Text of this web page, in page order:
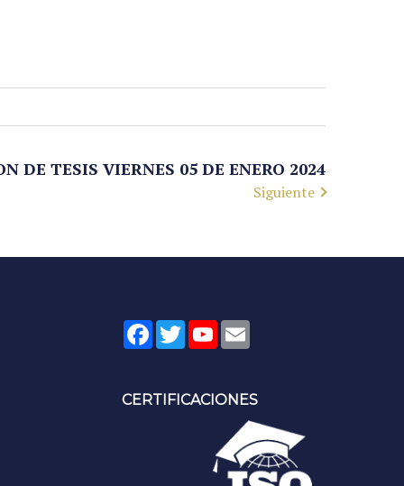
DE TESIS VIERNES 05 DE ENERO 2024
Siguiente
Facebook
TwitterYouTubeEmail
CERTIFICACIONES